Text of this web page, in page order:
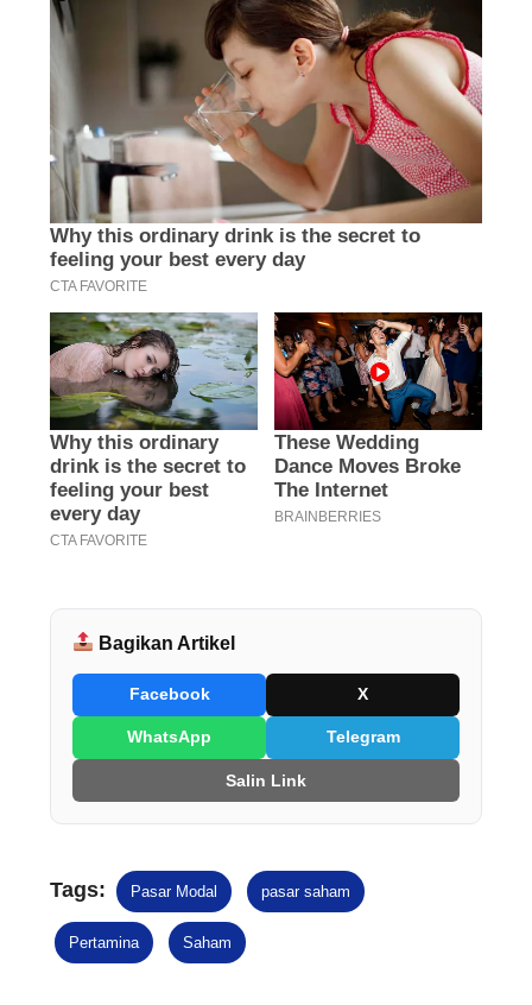
Bagikan Artikel
Facebook X
WhatsApp Telegram
Salin Link
Tags: Pasar Modal pasar saham
Pertamina Saham